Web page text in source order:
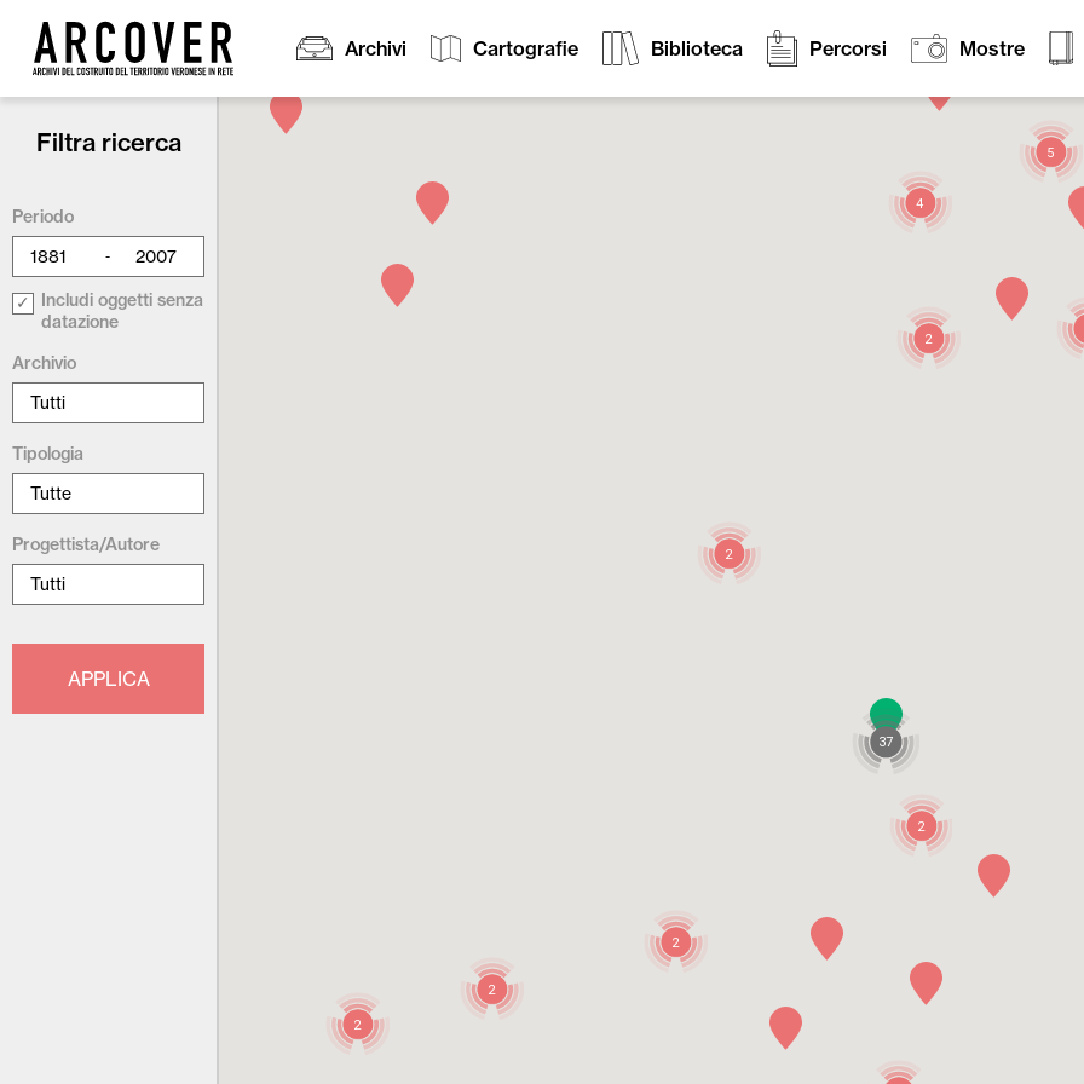
Archivi Cartografie Biblioteca Percorsi Mostre
5
37
2
2
2
2
2
2
4
Filtra ricerca
Periodo
-
Includi oggetti senza
datazione
Archivio
Tipologia
Progettista/Autore